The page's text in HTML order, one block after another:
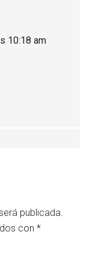
10:18 am
publicada.
con*